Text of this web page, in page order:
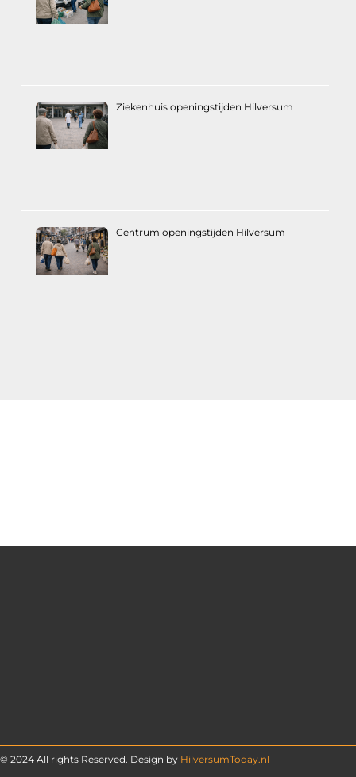
Ziekenhuis openingstijden Hilversum
Centrum openingstijden Hilversum
© 2024 All rights Reserved. Design by HilversumToday.nl